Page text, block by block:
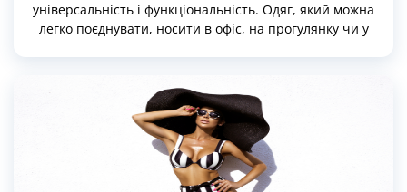
універсальність і функціональність. Одяг, який можна
легко поєднувати, носити в офіс, на прогулянку чи у
виглядають просто, але продумані до деталей — від
тканини до посадки.
Американські бренди в сегменті повсякденного одягу
залишаються серед лідерів — вони задають тренди на
розслабленість, природність і водночас зберігають
високу якість.